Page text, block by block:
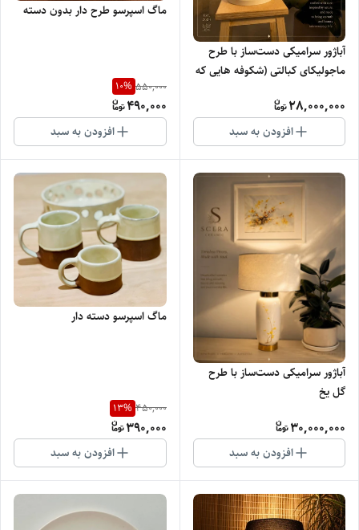
آباژور سرامیکی دست‌ساز با طرح
ماجولیکای کبالتی (شکوفه هایی که
28,000,000
افزودن به سبد
ماگ اسپرسو طرح دار بدون دسته
550,000
10%
490,000
افزودن به سبد
آباژور سرامیکی دست‌ساز با طرح
گل یخ
30,000,000
افزودن به سبد
ماگ اسپرسو دسته دار
450,000
13%
390,000
افزودن به سبد